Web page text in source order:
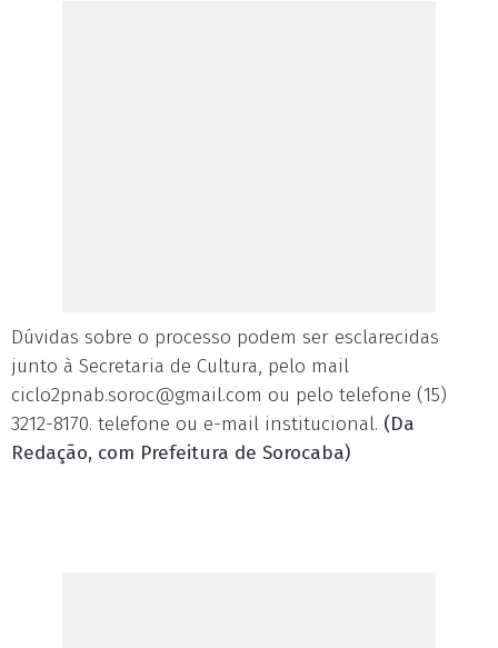
Dúvidas sobre o processo podem ser esclarecidas
junto à Secretaria de Cultura, pelo mail
ciclo2pnab.soroc@gmail.com ou pelo telefone (15)
3212-8170. telefone ou e-mail institucional. (Da
Redação, com Prefeitura de Sorocaba)